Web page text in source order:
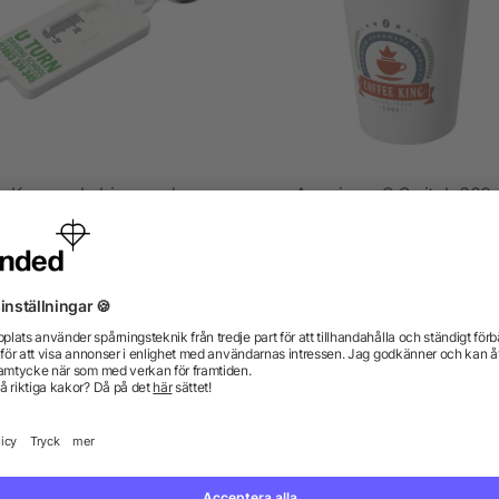
Kym nyckelring med
för däck
av återvunnet material
från 6,89 kr
Americano® Switch 300
Vi har svaren.